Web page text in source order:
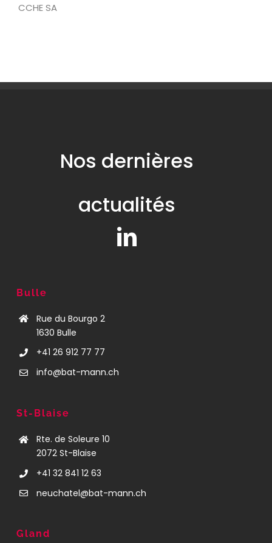
CCHE SA
Nos dernières
actualités
Bulle
Rue du Bourgo 2
1630 Bulle
+41 26 912 77 77
info@bat-mann.ch
St-Blaise
Rte. de Soleure 10
2072 St-Blaise
+41 32 841 12 63
neuchatel@bat-mann.ch
Gland